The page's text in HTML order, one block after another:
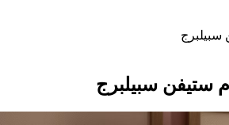
سبيلبرج
ستيفن سبيلبرج